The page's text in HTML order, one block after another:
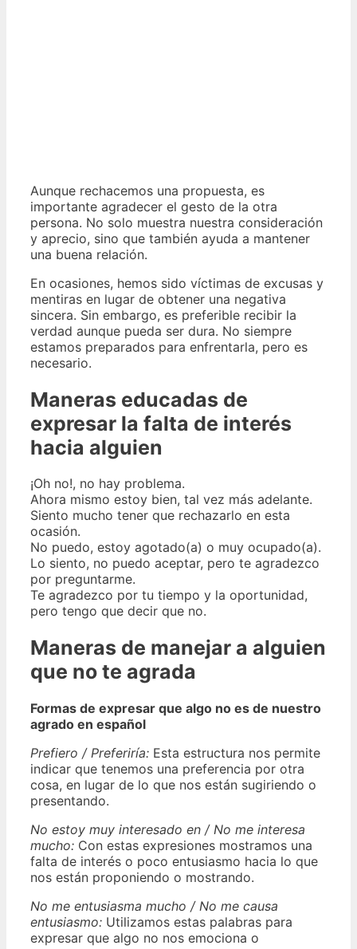
Aunque rechacemos una propuesta, es
importante agradecer el gesto de la otra
persona. No solo muestra nuestra consideración
y aprecio, sino que también ayuda a mantener
una buena relación.
En ocasiones, hemos sido víctimas de excusas y
mentiras en lugar de obtener una negativa
sincera. Sin embargo, es preferible recibir la
verdad aunque pueda ser dura. No siempre
estamos preparados para enfrentarla, pero es
necesario.
Maneras educadas de
expresar la falta de interés
hacia alguien
¡Oh no!, no hay problema.
Ahora mismo estoy bien, tal vez más adelante.
Siento mucho tener que rechazarlo en esta
ocasión.
No puedo, estoy agotado(a) o muy ocupado(a).
Lo siento, no puedo aceptar, pero te agradezco
por preguntarme.
Te agradezco por tu tiempo y la oportunidad,
pero tengo que decir que no.
Maneras de manejar a alguien
que no te agrada
Formas de expresar que algo no es de nuestro
agrado en español
Prefiero / Preferiría: Esta estructura nos permite
indicar que tenemos una preferencia por otra
cosa, en lugar de lo que nos están sugiriendo o
presentando.
No estoy muy interesado en / No me interesa
mucho: Con estas expresiones mostramos una
falta de interés o poco entusiasmo hacia lo que
nos están proponiendo o mostrando.
No me entusiasma mucho / No me causa
entusiasmo: Utilizamos estas palabras para
expresar que algo no nos emociona o